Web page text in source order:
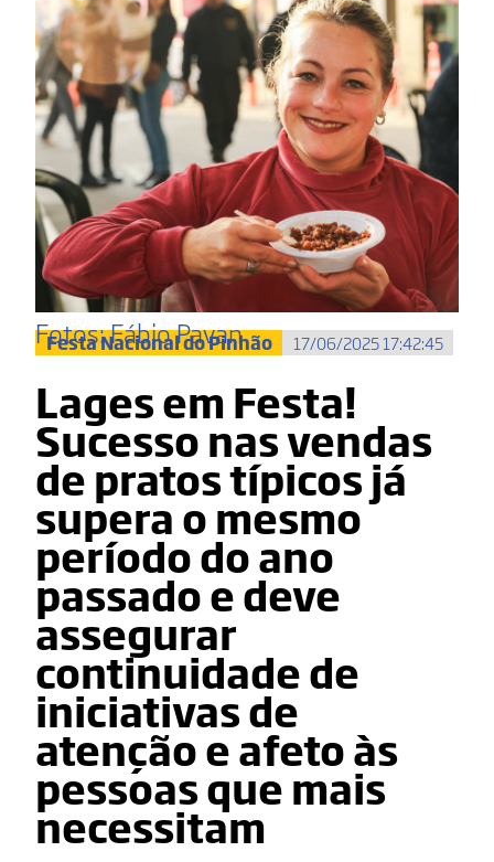
Fotos: Fábio Pavan
Festa Nacional do Pinhão 17/06/2025 17:42:45
Lages em Festa!
Sucesso nas vendas
de pratos típicos já
supera o mesmo
período do ano
passado e deve
assegurar
continuidade de
iniciativas de
atenção e afeto às
pessoas que mais
necessitam